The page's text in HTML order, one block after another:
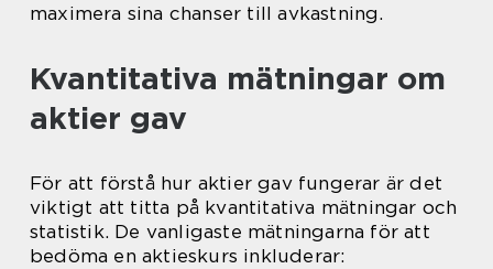
maximera sina chanser till avkastning.
Kvantitativa mätningar om
aktier gav
För att förstå hur aktier gav fungerar är det
viktigt att titta på kvantitativa mätningar och
statistik. De vanligaste mätningarna för att
bedöma en aktieskurs inkluderar: